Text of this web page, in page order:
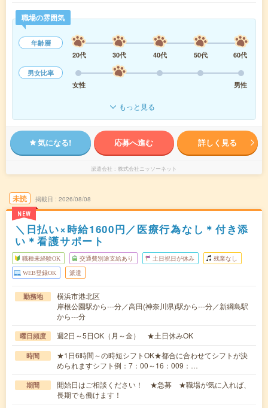
職場の雰囲気
年齢層
20代
30代 40代 50代
60代
男女比率
女性
男性
もっと見る
気になる! 応募へ進む 詳しく見る
派遣会社 株式会社ニッソーネット
未読
NEW
掲載日 2026/08/08
＼日払い×時給1600円／医療行為なし＊付き添
い＊看護サポート
職種未経験OK 交通費別途支給あり 土日祝日が休み 残業なし
WEB登録OK 派遣
勤務地
横浜市港北区
岸根公園駅から---分／高田(神奈川県)駅から---分／新綱島駅
から---分
曜日頻度 週2日～5日OK（月～金） ★土日休みOK
時間
★1日6時間～の時短シフトOK★都合に合わせてシフトが決
められますシフト例：7：00～16：009：…
期間
開始日はご相談ください！ ★急募 ★職場が気に入れば、
長期でも働けます！